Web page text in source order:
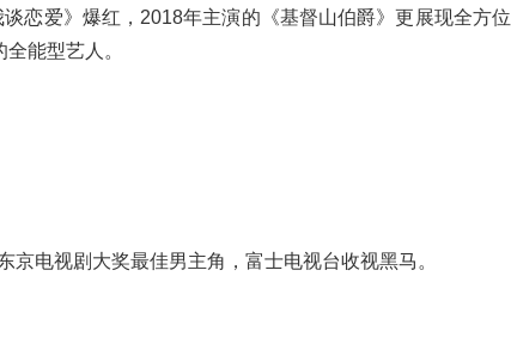
恋爱》爆红，2018年主演的《基督山伯爵》更展现全方位
能型艺人。
京电视剧大奖最佳男主角，富士电视台收视黑马。